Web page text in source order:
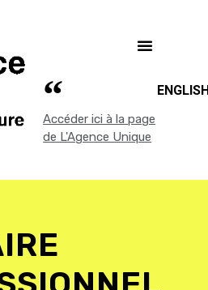
Accéder ici à la page
de L'Agence Unique